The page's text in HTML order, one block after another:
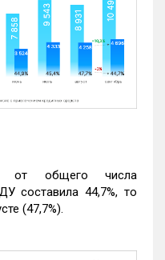
от общего числа
составила 44,7%, то
(47,7%).